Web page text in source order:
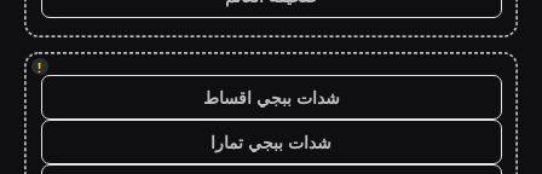
!
شدات ببجي اقساط
شدات ببجي تمارا